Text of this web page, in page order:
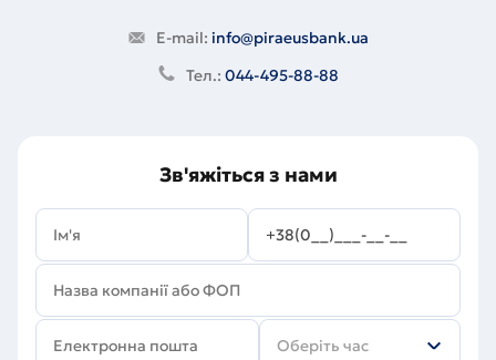
E-mail: info@piraeusbank.ua
Тел.: 044-495-88-88
Зв'яжіться з нами
Оберіть час